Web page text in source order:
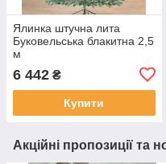
Ялинка штучна лита
Буковельська блакитна 2,5
м
6 442 ₴
Купити
Акційні пропозиції та